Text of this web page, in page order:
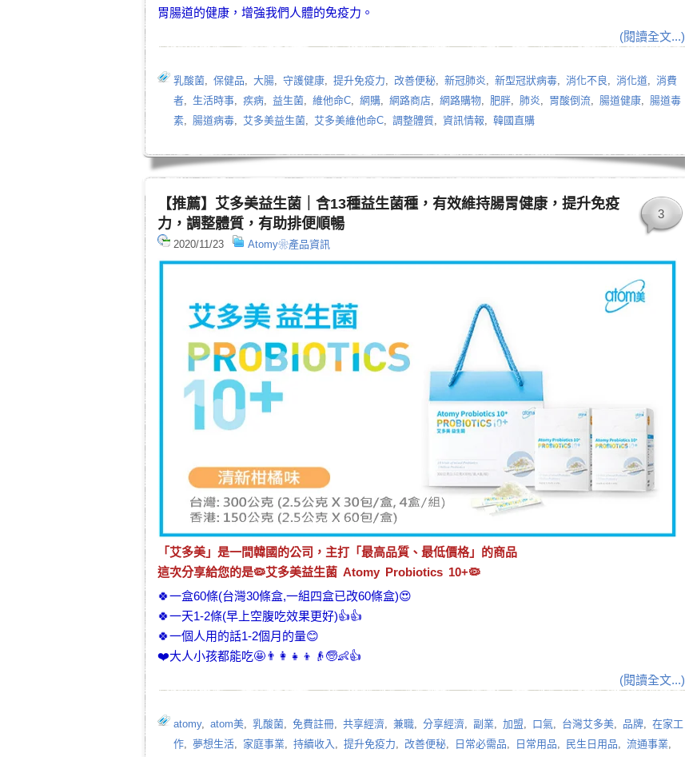
胃腸道的健康，增強我們人體的免疫力。
(閱讀全文...)
乳酸菌, 保健品, 大腸, 守護健康, 提升免疫力, 改善便秘, 新冠肺炎, 新型冠狀病毒, 消化不良, 消化道, 消費
者, 生活時事, 疾病, 益生菌, 維他命C, 網購, 網路商店, 網路購物, 肥胖, 肺炎, 胃酸倒流, 腸道健康, 腸道毒
素, 腸道病毒, 艾多美益生菌, 艾多美維他命C, 調整體質, 資訊情報, 韓國直購
【推薦】艾多美益生菌｜含13種益生菌種，有效維持腸胃健康，提升免疫
力，調整體質，有助排便順暢
2020/11/23 Atomy❀產品資訊
3
「 艾多美 」是一間韓國的公司，主打「最高品質、最低價格」的商品
這次分享給您的是🦠艾多美益生菌 Atomy Probiotics 10+🦠
🍀一盒60條(台灣30條盒,一組四盒已改60條盒)😍
🍀一天1-2條(早上空腹吃效果更好)👍👍
🍀一個人用的話1-2個月的量😊
❤️大人小孩都能吃🤩👨👩👧👦👴🧓👶👍
(閱讀全文...)
atomy, atom美, 乳酸菌, 免費註冊, 共享經濟, 兼職, 分享經濟, 副業, 加盟, 口氣, 台灣艾多美, 品牌, 在家工
作, 夢想生活, 家庭事業, 持續收入 , 提升免疫力, 改善便秘, 日常必需品, 日常用品, 民生日用品, 流通事業,